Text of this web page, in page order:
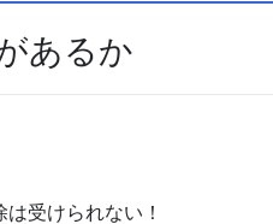
あるか
受けられない！